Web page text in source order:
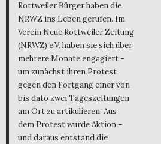
Rottweiler Bürger haben die
NRWZ ins Leben gerufen. Im
Verein Neue Rottweiler Zeitung
(NRWZ) e.V. haben sie sich über
mehrere Monate engagiert –
um zunächst ihren Protest
gegen den Fortgang einer von
bis dato zwei Tageszeitungen
am Ort zu artikulieren. Aus
dem Protest wurde Aktion –
und daraus entstand die